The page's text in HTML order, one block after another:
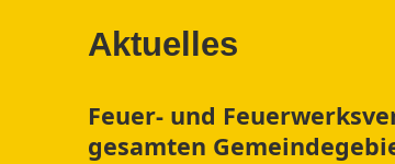
Aktuelles
Feuer- und
gesamten